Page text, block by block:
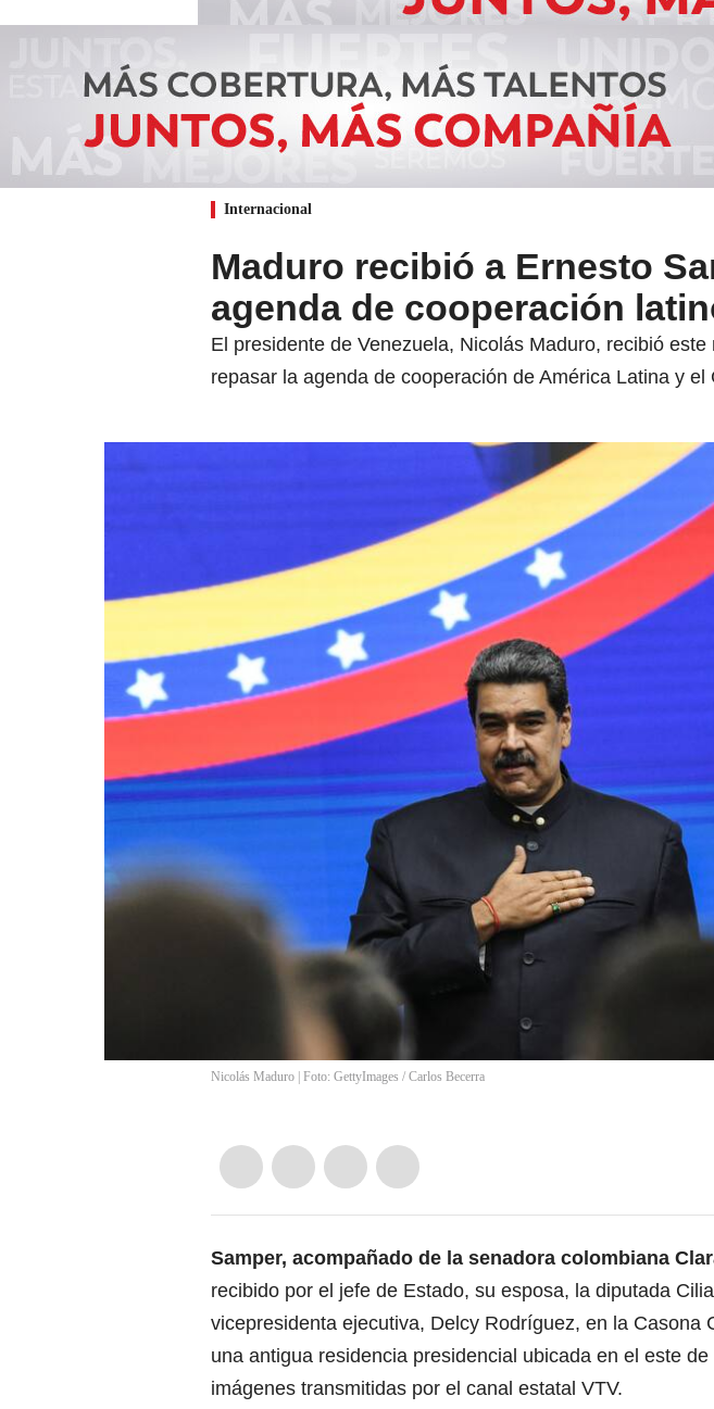
Internacional
Maduro recibió a Ernesto
agenda de cooperación
El presidente de Venezuela, Nicolás Maduro, recibió
repasar la agenda de cooperación de América Latina y el
Nicolás Maduro | Foto: GettyImages / Carlos Becerra
Samper, acompañado de la senadora colombiana
recibido por el jefe de Estado, su esposa, la diputada
vicepresidenta ejecutiva, Delcy Rodríguez, en la Casona
una antigua residencia presidencial ubicada en el este
imágenes transmitidas por el canal estatal VTV.